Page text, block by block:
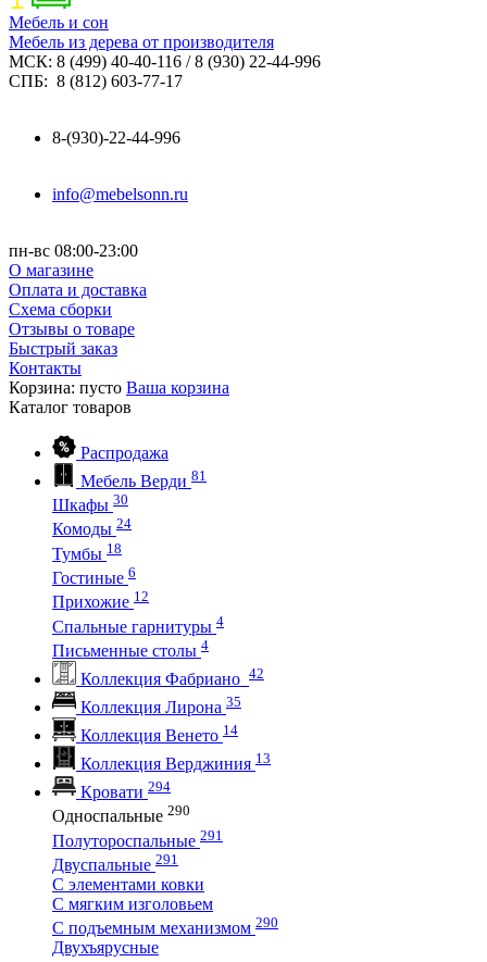
Мебель и сон
Мебель из дерева от производителя
МСК: 8 (499) 40-40-116 / 8 (930) 22-44-996
СПБ: 8 (812) 603-77-17
8-(930)-22-44-996
info@mebelsonn.ru
пн-вс 08:00-23:00
О магазине
Оплата и доставка
Схема сборки
Отзывы о товаре
Быстрый заказ
Контакты
Корзина: пусто Ваша корзина
Каталог товаров
Распродажа
Мебель Верди 81
Шкафы 30
Комоды 24
Тумбы 18
Гостиные 6
Прихожие 12
Спальные гарнитуры 4
Письменные столы 4
Коллекция Фабриано 42
Коллекция Лирона 35
Коллекция Венето 14
Коллекция Верджиния 13
Кровати 294
Односпальные 290
Полутороспальные 291
Двуспальные 291
С элементами ковки
С мягким изголовьем
С подъемным механизмом 290
Двухъярусные